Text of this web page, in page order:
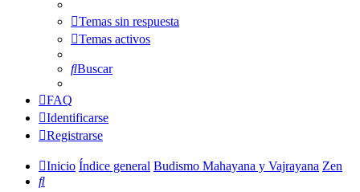
Temas sin respuesta
Temas activos
Buscar
FAQ
Identificarse
Registrarse
Inicio Índice general Budismo Mahayana y Vajrayana Zen
Buscar